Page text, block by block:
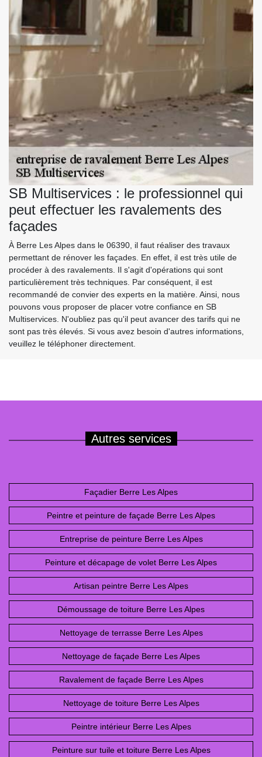
SB Multiservices : le professionnel qui
peut effectuer les ravalements des
façades
À Berre Les Alpes dans le 06390, il faut réaliser des travaux
permettant de rénover les façades. En effet, il est très utile de
procéder à des ravalements. Il s'agit d'opérations qui sont
particulièrement très techniques. Par conséquent, il est
recommandé de convier des experts en la matière. Ainsi, nous
pouvons vous proposer de placer votre confiance en SB
Multiservices. N'oubliez pas qu'il peut avancer des tarifs qui ne
sont pas très élevés. Si vous avez besoin d'autres informations,
veuillez le téléphoner directement.
Autres services
Façadier Berre Les Alpes
Peintre et peinture de façade Berre Les Alpes
Entreprise de peinture Berre Les Alpes
Peinture et décapage de volet Berre Les Alpes
Artisan peintre Berre Les Alpes
Démoussage de toiture Berre Les Alpes
Nettoyage de terrasse Berre Les Alpes
Nettoyage de façade Berre Les Alpes
Ravalement de façade Berre Les Alpes
Nettoyage de toiture Berre Les Alpes
Peintre intérieur Berre Les Alpes
Peinture sur tuile et toiture Berre Les Alpes